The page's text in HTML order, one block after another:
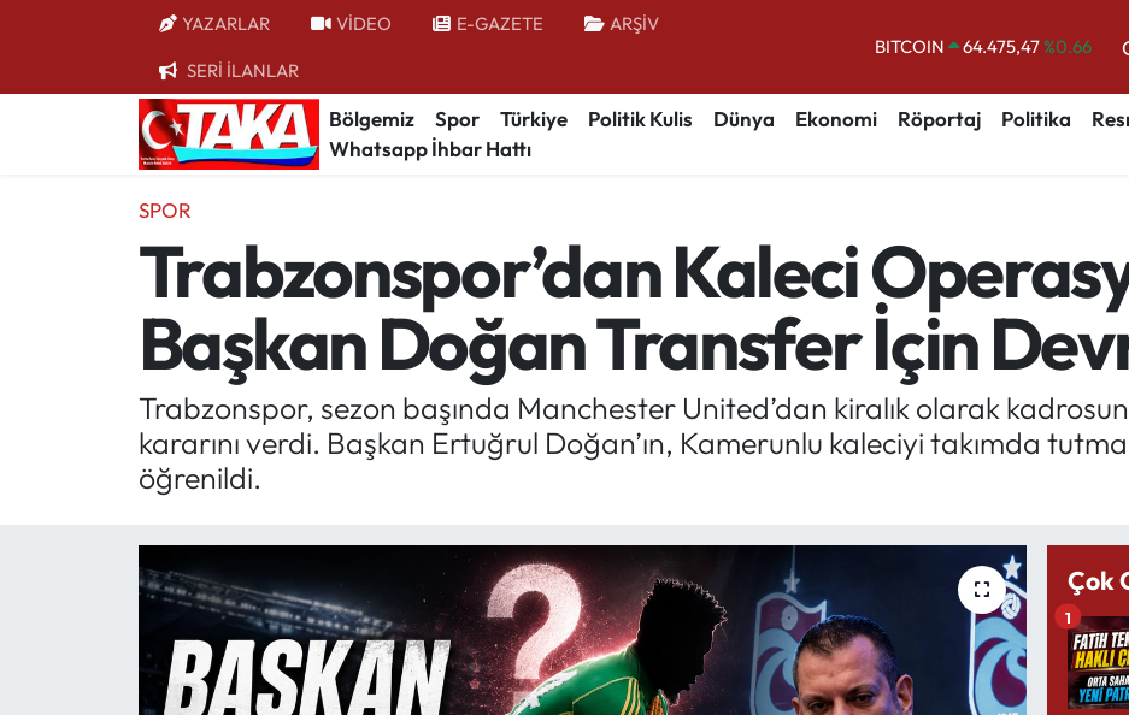
YAZARLAR VİDEO E-GAZETE ARŞİV
SERİ İLANLAR
DOLAR 47,5971 %0.05
EURO
55,1336%0.18
STERLİN
64,2534 %0.22
BITCOIN
64.475,47%0.66
Bölgemiz Spor Türkiye Politik Kulis Dünya Ekonomi Röportaj Politika
Whatsapp İhbar Hattı
SPOR
Trabzonspor’dan Kaleci
Başkan Doğan Transfer İçin
Trabzonspor, sezon başında Manchester United’dan kiralık olarak
kararını verdi. Başkan Ertuğrul Doğan’ın, Kamerunlu kaleciyi takımda
öğrenildi.
Çok
1
Bölgemiz
Kültür/Sanat
Politik Kulis
Mektup Galeri
Trabzon Nöbetçi Eczaneler
Trabzon Hava Durumu
Trabzon Trafik Yoğunluk Haritası
Süper Lig Puan Durumu ve Fikstür
Tüm Manşetler
Son Dakika Haberleri
Haber Arşivi